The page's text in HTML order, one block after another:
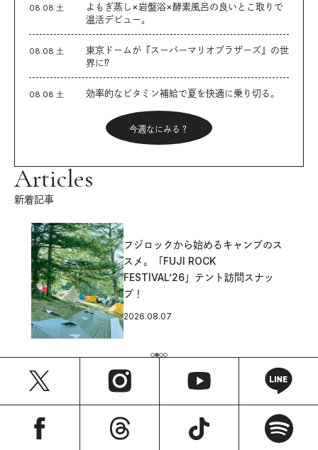
08.08 土
よもぎ蒸し×岩盤浴×酵素風呂の良いとこ取りで
温活デビュー。
08.08 土
東京ドームが『スーパーマリオブラザーズ』の世
界に⁉︎
08.08 土 効率的なビタミン補給で夏を快適に乗り切る。
今週なにみる？
Articles
新着記事
フジロックから始めるキャンプのス
スメ。「FUJI ROCK
FESTIVAL’26」テント訪問スナッ
プ！
2026.08.07